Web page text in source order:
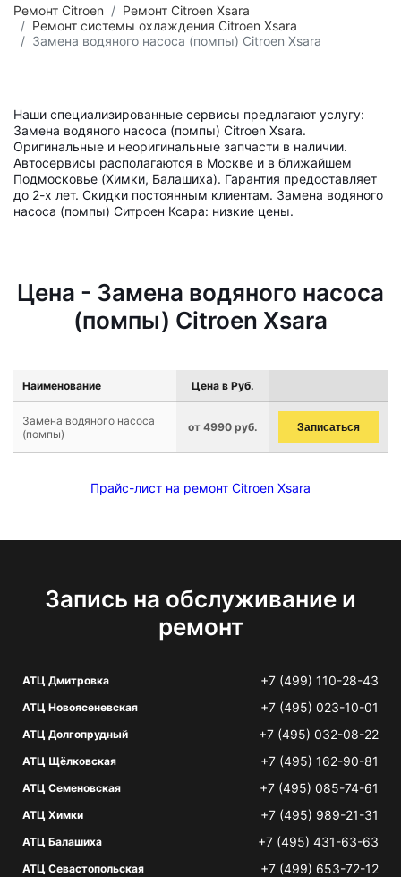
Ремонт Citroen
Ремонт Citroen Xsara
Ремонт системы охлаждения Citroen Xsara
Замена водяного насоса (помпы) Citroen Xsara
Наши специализированные сервисы предлагают услугу:
Замена водяного насоса (помпы) Citroen Xsara.
Оригинальные и неоригинальные запчасти в наличии.
Автосервисы располагаются в Москве и в ближайшем
Подмосковье (Химки, Балашиха). Гарантия предоставляет
до 2-х лет. Скидки постоянным клиентам. Замена водяного
насоса (помпы) Ситроен Ксара: низкие цены.
Цена - Замена водяного насоса
(помпы) Citroen Xsara
Наименование Цена в Руб.
Замена водяного насоса
(помпы)
от 4990 руб. Записаться
Прайс-лист на ремонт Citroen Xsara
Запись на обслуживание и
ремонт
АТЦ Дмитровка +7 (499) 110-28-43
АТЦ Новоясеневская +7 (495) 023-10-01
АТЦ Долгопрудный +7 (495) 032-08-22
АТЦ Щёлковская +7 (495) 162-90-81
АТЦ Семеновская +7 (495) 085-74-61
АТЦ Химки +7 (495) 989-21-31
АТЦ Балашиха +7 (495) 431-63-63
АТЦ Севастопольская +7 (499) 653-72-12